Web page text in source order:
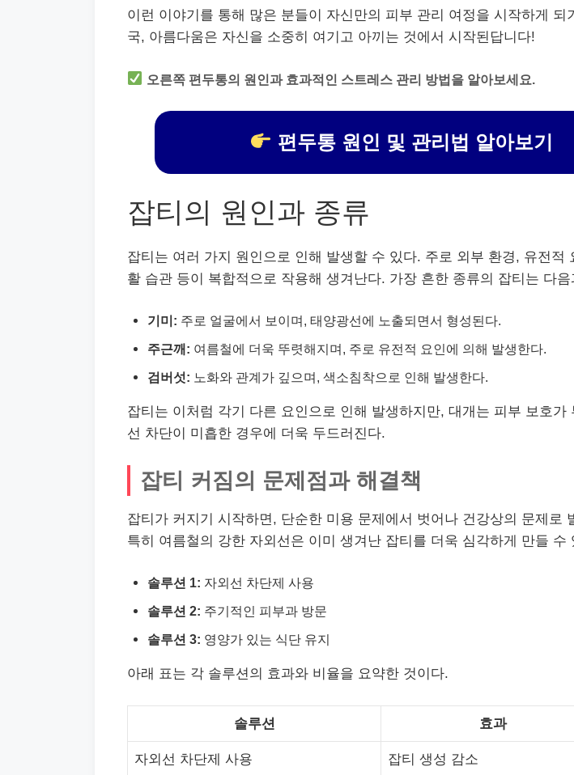
이런 이야기를 통해 많은 분들이 자신만의 피부 관리 여정을 시작하게 되
국, 아름다움은 자신을 소중히 여기고 아끼는 것에서 시작된답니다!
오른쪽 편두통의 원인과 효과적인 스트레스 관리 방법을 알아보세요.
편두통 원인 및 관리법 알아보기
잡티의 원인과 종류
잡티는 여러 가지 원인으로 인해 발생할 수 있다. 주로 외부 환경, 유전적
활 습관 등이 복합적으로 작용해 생겨난다. 가장 흔한 종류의 잡티는 다음
기미: 주로 얼굴에서 보이며, 태양광선에 노출되면서 형성된다.
주근깨: 여름철에 더욱 뚜렷해지며, 주로 유전적 요인에 의해 발생한다.
검버섯: 노화와 관계가 깊으며, 색소침착으로 인해 발생한다.
잡티는 이처럼 각기 다른 요인으로 인해 발생하지만, 대개는 피부 보호가
선 차단이 미흡한 경우에 더욱 두드러진다.
잡티 커짐의 문제점과 해결책
잡티가 커지기 시작하면, 단순한 미용 문제에서 벗어나 건강상의 문제로
특히 여름철의 강한 자외선은 이미 생겨난 잡티를 더욱 심각하게 만들 수
솔루션 1: 자외선 차단제 사용
솔루션 2: 주기적인 피부과 방문
솔루션 3: 영양가 있는 식단 유지
아래 표는 각 솔루션의 효과와 비율을 요약한 것이다.
솔루션 효과
자외선 차단제 사용 잡티 생성 감소